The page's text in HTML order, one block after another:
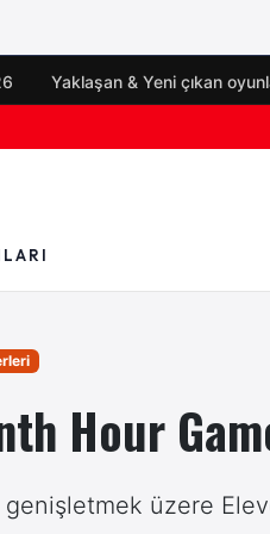
Yaklaşan & Yeni çıkan
Hour
üzere